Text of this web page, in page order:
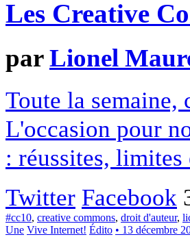
Les Creative
parLionel
Toute la semaine,
L'occasion pour
: réussites,
Twitter Facebook
#cc10, creative commons, droit d'auteur,
Une Vive Internet! Édito • 13 décembre